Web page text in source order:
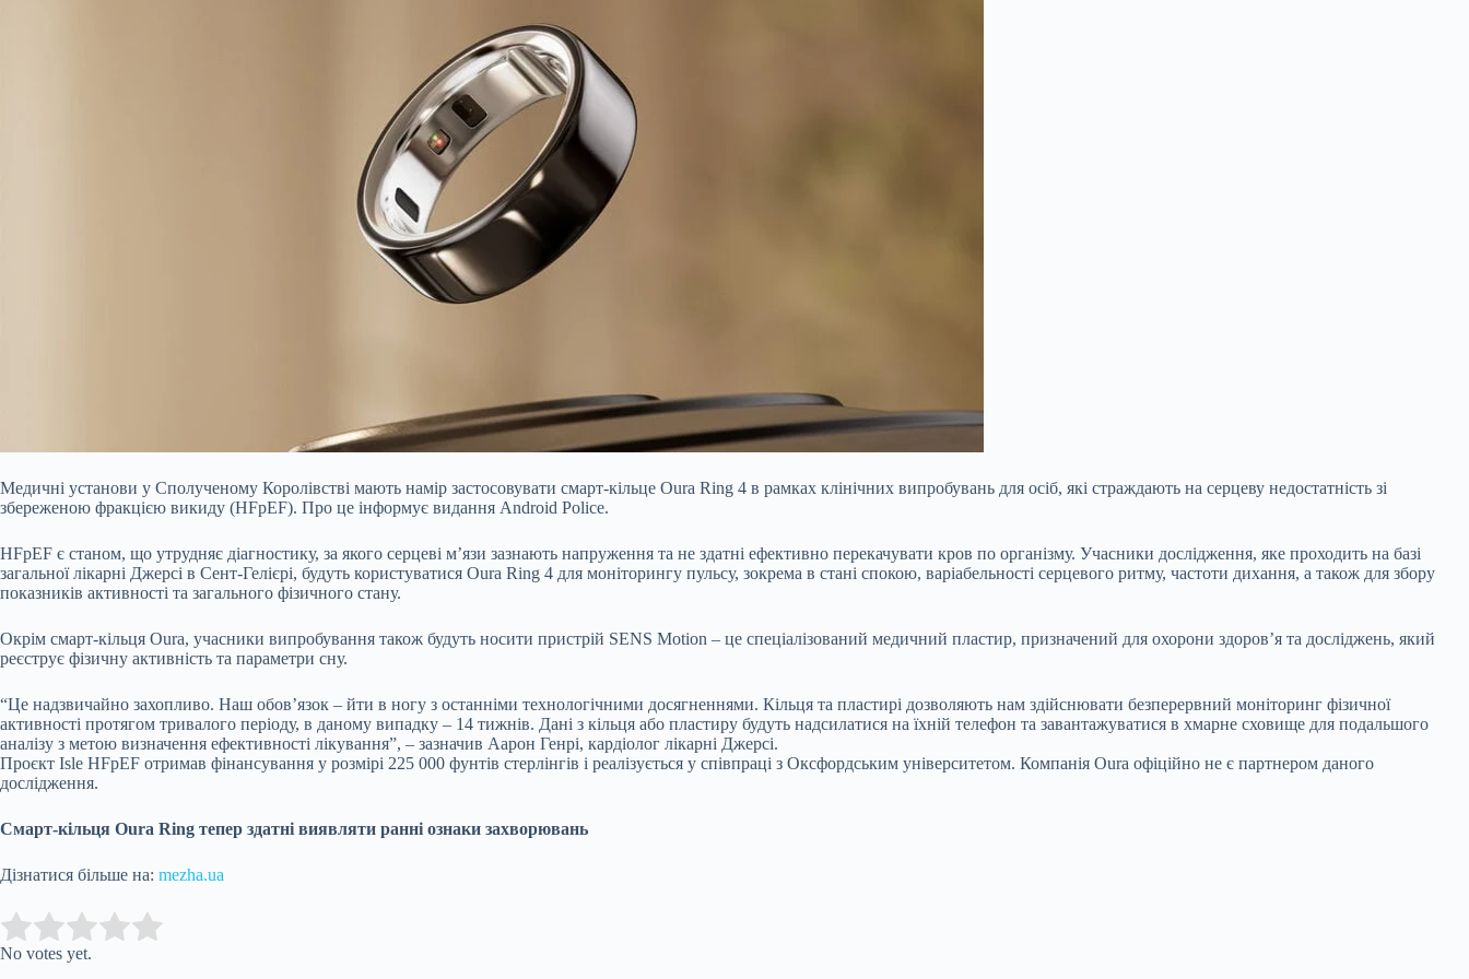
Медичні установи у Сполученому Королівстві мають намір застосовувати смарт-кільце Oura Ring 4 в рамках клінічних випробувань для осіб, які страждають на серцеву недостатність зі
збереженою фракцією викиду (HFpEF). Про це інформує видання Android Police.
HFpEF є станом, що утрудняє діагностику, за якого серцеві м’язи зазнають напруження та не здатні ефективно перекачувати кров по організму. Учасники дослідження, яке проходить на базі
загальної лікарні Джерсі в Сент-Гелієрі, будуть користуватися Oura Ring 4 для моніторингу пульсу, зокрема в стані спокою, варіабельності серцевого ритму, частоти дихання, а також для збору
показників активності та загального фізичного стану.
Окрім смарт-кільця Oura, учасники випробування також будуть носити пристрій SENS Motion – це спеціалізований медичний пластир, призначений для охорони здоров’я та досліджень, який
реєструє фізичну активність та параметри сну.
“Це надзвичайно захопливо. Наш обов’язок – йти в ногу з останніми технологічними досягненнями. Кільця та пластирі дозволяють нам здійснювати безперервний моніторинг фізичної
активності протягом тривалого періоду, в даному випадку – 14 тижнів. Дані з кільця або пластиру будуть надсилатися на їхній телефон та завантажуватися в хмарне сховище для подальшого
аналізу з метою визначення ефективності лікування”, – зазначив Аарон Генрі, кардіолог лікарні Джерсі.
Проєкт Isle HFpEF отримав фінансування у розмірі 225 000 фунтів стерлінгів і реалізується у співпраці з Оксфордським університетом. Компанія Oura офіційно не є партнером даного
дослідження.
Смарт-кільця Oura Ring тепер здатні виявляти ранні ознаки захворювань
Дізнатися більше на: mezha.ua
Rate this item:
No votes yet.